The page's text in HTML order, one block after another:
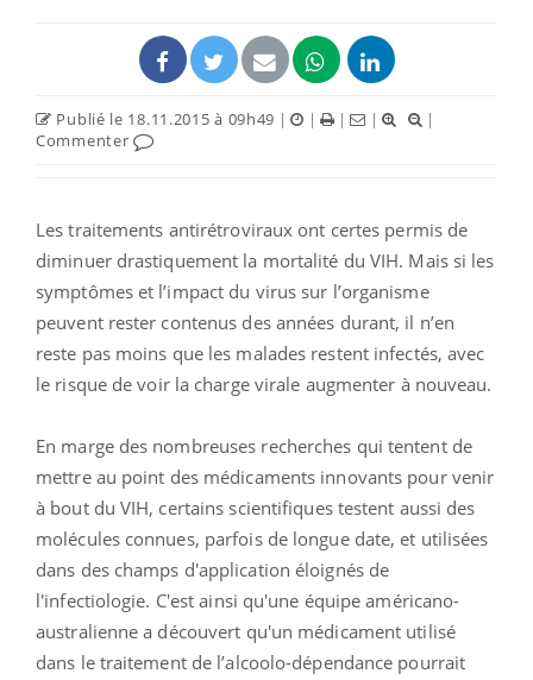
Publié le 18.11.2015 à 09h49 | | | |
|
Commenter
Les traitements antirétroviraux ont certes permis de
diminuer drastiquement la mortalité du VIH. Mais si les
symptômes et l’impact du virus sur l’organisme
peuvent rester contenus des années durant, il n’en
reste pas moins que les malades restent infectés, avec
le risque de voir la charge virale augmenter à nouveau.
En marge des nombreuses recherches qui tentent de
mettre au point des médicaments innovants pour venir
à bout du VIH, certains scientifiques testent aussi des
molécules connues, parfois de longue date, et utilisées
dans des champs d'application éloignés de
l'infectiologie. C'est ainsi qu'une équipe américano-
australienne a découvert qu'un médicament utilisé
dans le traitement de l’alcoolo-dépendance pourrait